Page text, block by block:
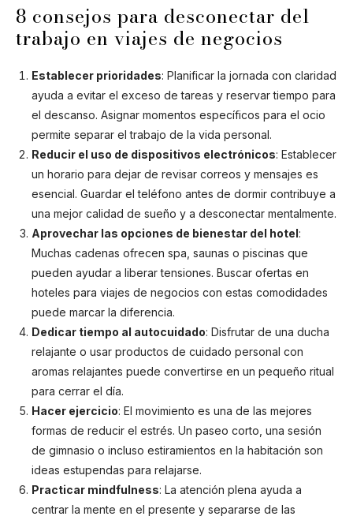
8 consejos para desconectar del
trabajo en viajes de negocios
Establecer prioridades: Planificar la jornada con claridad
ayuda a evitar el exceso de tareas y reservar tiempo para
el descanso. Asignar momentos específicos para el ocio
permite separar el trabajo de la vida personal.
Reducir el uso de dispositivos electrónicos: Establecer
un horario para dejar de revisar correos y mensajes es
esencial. Guardar el teléfono antes de dormir contribuye a
una mejor calidad de sueño y a desconectar mentalmente.
Aprovechar las opciones de bienestar del hotel:
Muchas cadenas ofrecen spa, saunas o piscinas que
pueden ayudar a liberar tensiones. Buscar ofertas en
hoteles para viajes de negocios con estas comodidades
puede marcar la diferencia.
Dedicar tiempo al autocuidado: Disfrutar de una ducha
relajante o usar productos de cuidado personal con
aromas relajantes puede convertirse en un pequeño ritual
para cerrar el día.
Hacer ejercicio: El movimiento es una de las mejores
formas de reducir el estrés. Un paseo corto, una sesión
de gimnasio o incluso estiramientos en la habitación son
ideas estupendas para relajarse.
Practicar mindfulness: La atención plena ayuda a
centrar la mente en el presente y separarse de las